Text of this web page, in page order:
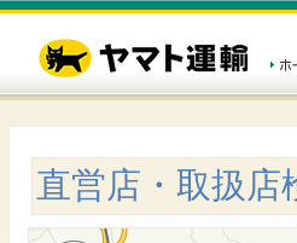
直営店・取扱店